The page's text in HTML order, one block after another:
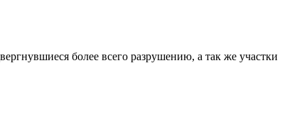
более всего разрушению, а так же участки